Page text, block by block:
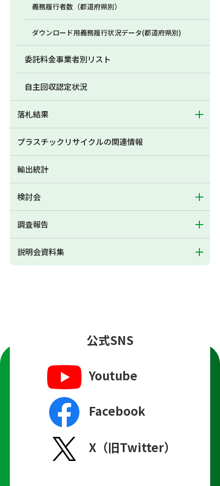
義務履行者数（都道府県別）
ダウンロード用義務履行状況データ(都道府県別)
委託料金事業者別リスト
自主回収認定状況
落札結果
プラスチックリサイクルの関連情報
輸出統計
検討会
調査報告
説明会資料集
公式SNS
Youtube
Facebook
X（旧Twitter）